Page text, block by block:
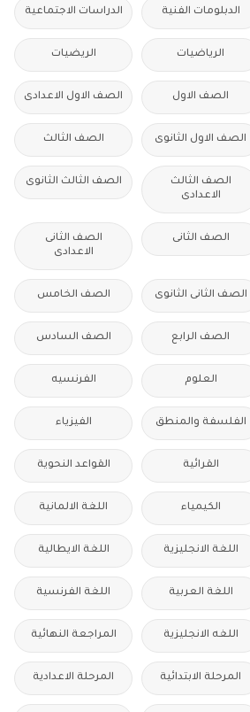
الدبلومات الفنية الدراسات الاجتماعية
الرياضيات الريضيات
الصف الاول الصف الاول الاعدادى
الصف الاول الثانوى الصف الثالث
الصف الثالث
الاعدادى
الصف الثالث الثانوى
الصف الثانى
الصف الثانى
الاعدادى
الصف الثانى الثانوى الصف الخامس
الصف الرابع الصف السادس
العلوم الفرنسيه
الفلسفة والمنطق الفيزياء
القرائية القواعد النحوية
الكيمياء اللغة الالمانية
اللغة الانجليزية اللغة الايطالية
اللغة العربية اللغة الفرنسية
اللغه الانجليزية المراجعة النهائية
المرحلة الابتدائية المرحلة الاعدادية